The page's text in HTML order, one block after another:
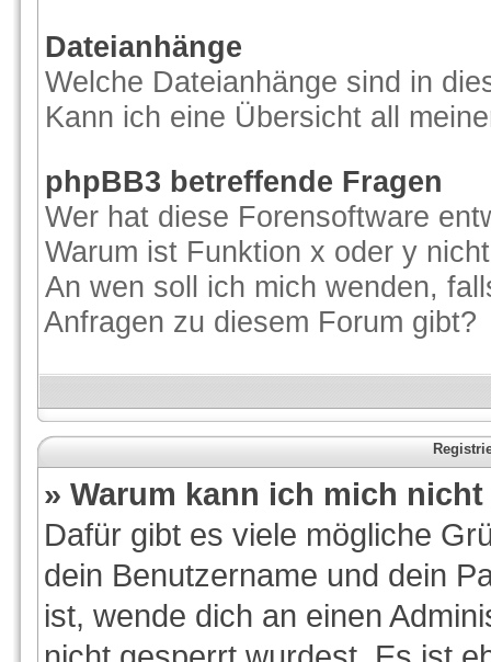
Dateianhänge
Welche Dateianhänge sind in
Kann ich eine Übersicht all
phpBB3 betreffende Fragen
Wer hat diese Forensoftware
Warum ist Funktion x oder y
An wen soll ich mich wenden,
Anfragen zu diesem Forum gibt?
» Warum kann ich mich
Dafür gibt es viele mögliche
dein Benutzername und dein
ist, wende dich an einen